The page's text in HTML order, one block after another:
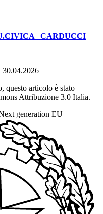
_CARDUCCI
30.04.2026
questo articolo è stato
Attribuzione 3.0 Italia.